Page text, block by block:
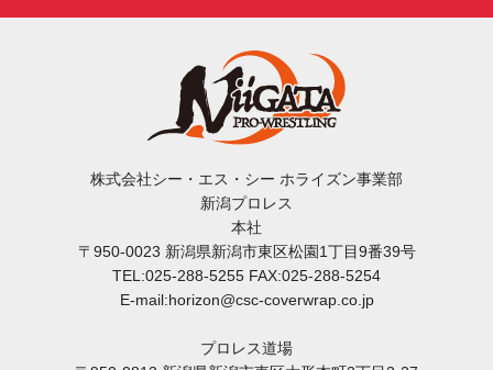
株式会社シー・エス・シー ホライズン事業部
新潟プロレス
本社
〒950-0023 新潟県新潟市東区松園1丁目9番39号
TEL:025-288-5255 FAX:025-288-5254
E-mail:horizon@csc-coverwrap.co.jp
プロレス道場